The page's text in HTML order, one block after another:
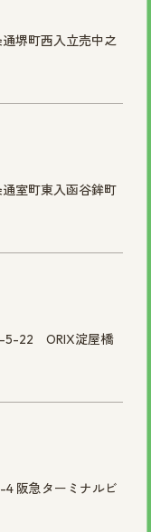
堺町西入立売中之
室町東入函谷鉾町
5-22 ORIX淀屋橋
阪急ターミナルビ